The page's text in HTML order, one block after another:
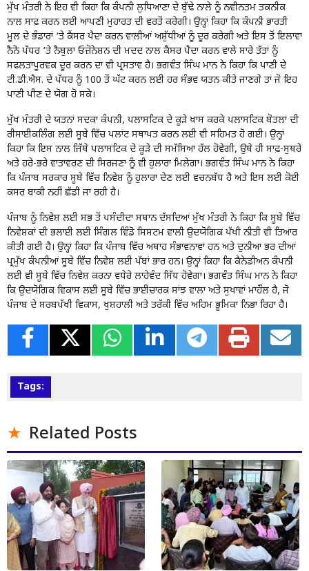
ਮੁੱਖ ਮੰਤਰੀ ਨੇ ਇਹ ਵੀ ਕਿਹਾ ਕਿ ਕੰਪਨੀ ਲੁਧਿਆਣਾ ਦੇ ਬੁੱਢੇ ਨਾਲੇ ਨੂੰ ਨਵੀਨਤਮ ਤਕਨੀਕ
ਨਾਲ ਸਾਫ਼ ਕਰਨ ਲਈ ਆਪਣੀ ਮੁਹਾਰਤ ਦੀ ਵਰਤੋਂ ਕਰੇਗੀ। ਉਨ੍ਹਾਂ ਕਿਹਾ ਕਿ ਕੰਪਨੀ ਭਾਰਤੀ
ਮੂਲ ਦੇ ਭੰਡਾਰਾਂ ‘ਤੇ ਕੈਂਸਰ ਪੈਦਾ ਕਰਨ ਵਾਲੀਆਂ ਅਸ਼ੁੱਧੀਆਂ ਨੂੰ ਦੂਰ ਕਰੇਗੀ ਅਤੇ ਇਸ ਤੋਂ ਇਲਾਵਾ
ਨੈਨੋ ਪੱਧਰ ‘ਤੇ ਨੈਬੁਲਾ ਓਜ਼ੋਨੇਸ਼ਨ ਦੀ ਮਦਦ ਨਾਲ ਕੈਂਸਰ ਪੈਦਾ ਕਰਨ ਵਾਲੇ ਸਾਰੇ ਤੱਤਾਂ ਨੂੰ
ਸਫਲਤਾਪੂਰਵਕ ਦੂਰ ਕਰਨ ਦਾ ਵੀ ਪ੍ਰਸਤਾਵ ਹੈ। ਭਗਵੰਤ ਸਿੰਘ ਮਾਨ ਨੇ ਕਿਹਾ ਕਿ ਪਾਣੀ ਦੇ
ਟੀ.ਡੀ.ਐਸ. ਦੇ ਪੱਧਰ ਨੂੰ 100 ਤੋਂ ਘੱਟ ਕਰਨ ਲਈ ਹਰ ਸੰਭਵ ਯਤਨ ਕੀਤੇ ਜਾਣਗੇ ਤਾਂ ਜੋ ਇਹ
ਪਾਣੀ ਪੀਣ ਦੇ ਯੋਗ ਹੋ ਸਕੇ।
ਮੁੱਖ ਮੰਤਰੀ ਦੇ ਯਤਨਾਂ ਸਦਕਾ ਕੰਪਨੀ, ਪਲਾਸਟਿਕ ਦੇ ਕੂੜੇ ਖਾਸ ਕਰਕੇ ਪਲਾਸਟਿਕ ਬੋਤਲਾਂ ਦੀ
ਰੀਸਾਈਕਲਿੰਗ ਲਈ ਸੂਬੇ ਵਿੱਚ ਪਲਾਂਟ ਸਥਾਪਤ ਕਰਨ ਲਈ ਵੀ ਸਹਿਮਤ ਹੋ ਗਈ। ਉਨ੍ਹਾਂ
ਕਿਹਾ ਕਿ ਇਸ ਨਾਲ ਜਿੱਥੇ ਪਲਾਸਟਿਕ ਦੇ ਕੂੜੇ ਦੀ ਸਮੱਸਿਆ ਹੱਲ ਹੋਵੇਗੀ, ਉਥੇ ਹੀ ਸਾਫ਼-ਸੁਥਰੇ
ਅਤੇ ਹਰੇ-ਭਰੇ ਵਾਤਾਵਰਣ ਦੀ ਸਿਰਜਣਾ ਨੂੰ ਵੀ ਹੁਲਾਰਾ ਮਿਲੇਗਾ। ਭਗਵੰਤ ਸਿੰਘ ਮਾਨ ਨੇ ਕਿਹਾ
ਕਿ ਪੰਜਾਬ ਸਰਕਾਰ ਸੂਬੇ ਵਿੱਚ ਨਿਵੇਸ਼ ਨੂੰ ਹੁਲਾਰਾ ਦੇਣ ਲਈ ਵਚਨਬੱਧ ਹੈ ਅਤੇ ਇਸ ਲਈ ਕੋਈ
ਕਸਰ ਬਾਕੀ ਨਹੀਂ ਛੱਡੀ ਜਾ ਰਹੀ ਹੈ।
ਪੰਜਾਬ ਨੂੰ ਨਿਵੇਸ਼ ਲਈ ਸਭ ਤੋਂ ਪਸੰਦੀਦਾ ਸਥਾਨ ਦੱਸਦਿਆਂ ਮੁੱਖ ਮੰਤਰੀ ਨੇ ਕਿਹਾ ਕਿ ਸੂਬੇ ਵਿੱਚ
ਨਿਵੇਸ਼ਕਾਂ ਦੀ ਭਲਾਈ ਲਈ ਸਿੰਗਲ ਵਿੰਡੋ ਸਿਸਟਮ ਵਾਲੀ ਉਦਯੋਗਿਕ ਪੱਖੀ ਨੀਤੀ ਵੀ ਤਿਆਰ
ਕੀਤੀ ਗਈ ਹੈ। ਉਨ੍ਹਾਂ ਕਿਹਾ ਕਿ ਪੰਜਾਬ ਵਿੱਚ ਅਥਾਹ ਸੰਭਾਵਨਾਵਾਂ ਹਨ ਅਤੇ ਦੁਨੀਆ ਭਰ ਦੀਆਂ
ਪ੍ਰਮੁੱਖ ਕੰਪਨੀਆਂ ਸੂਬੇ ਵਿੱਚ ਨਿਵੇਸ਼ ਲਈ ਪੱਬਾਂ ਭਾਰ ਹਨ। ਉਨ੍ਹਾਂ ਕਿਹਾ ਕਿ ਕੈਨੇਡੀਅਨ ਕੰਪਨੀ
ਲਈ ਵੀ ਸੂਬੇ ਵਿੱਚ ਨਿਵੇਸ਼ ਕਰਨਾ ਵਧੇਰੇ ਲਾਹੇਵੰਦ ਸਿੱਧ ਹੋਵੇਗਾ। ਭਗਵੰਤ ਸਿੰਘ ਮਾਨ ਨੇ ਕਿਹਾ
ਕਿ ਉਦਯੋਗਿਕ ਵਿਕਾਸ ਲਈ ਸੂਬੇ ਵਿੱਚ ਭਾਈਚਾਰਕ ਸਾਂਝ ਵਾਲਾ ਅਤੇ ਸੁਖਾਵਾਂ ਮਾਹੌਲ ਹੈ, ਜੋ
ਪੰਜਾਬ ਦੇ ਸਰਬਪੱਖੀ ਵਿਕਾਸ, ਖੁਸ਼ਹਾਲੀ ਅਤੇ ਤਰੱਕੀ ਵਿੱਚ ਅਹਿਮ ਭੂਮਿਕਾ ਨਿਭਾ ਰਿਹਾ ਹੈ।
Tags:
Related Posts